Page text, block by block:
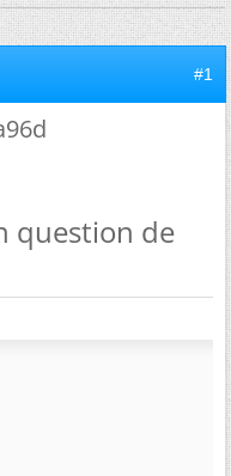
#1
question de